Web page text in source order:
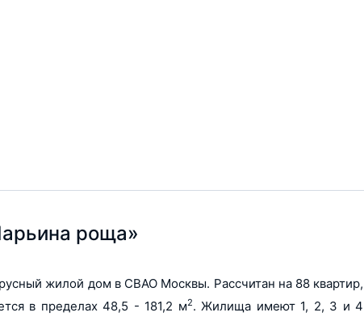
6
88
роща»
жилой дом в СВАО Москвы. Рассчитан на 88 квартир,
в пределах 48,5 - 181,2 м2. Жилища имеют 1, 2, 3 и 4